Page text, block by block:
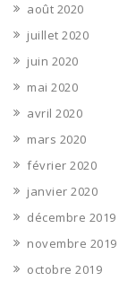
août 2020
juillet 2020
juin 2020
mai 2020
avril 2020
mars 2020
février 2020
janvier 2020
décembre 2019
novembre 2019
octobre 2019